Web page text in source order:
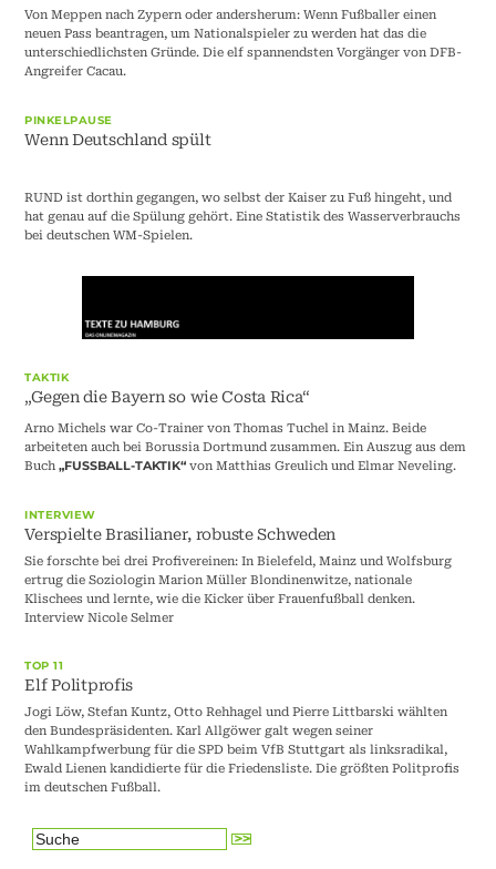
Von Meppen nach Zypern oder andersherum: Wenn Fußballer einen
neuen Pass beantragen, um Nationalspieler zu werden hat das die
unterschiedlichsten Gründe. Die elf spannendsten Vorgänger von DFB-
Angreifer Cacau.
PINKELPAUSE
Wenn Deutschland spült
RUND ist dorthin gegangen, wo selbst der Kaiser zu Fuß hingeht, und
hat genau auf die Spülung gehört. Eine Statistik des Wasserverbrauchs
bei deutschen WM-Spielen.
TAKTIK
„Gegen die Bayern so wie Costa Rica“
Arno Michels war Co-Trainer von Thomas Tuchel in Mainz. Beide
arbeiteten auch bei Borussia Dortmund zusammen. Ein Auszug aus dem
Buch„FUSSBALL-TAKTIK“ von Matthias Greulich und Elmar Neveling.
INTERVIEW
Verspielte Brasilianer, robuste Schweden
Sie forschte bei drei Profivereinen: In Bielefeld, Mainz und Wolfsburg
ertrug die Soziologin Marion Müller Blondinenwitze, nationale
Klischees und lernte, wie die Kicker über Frauenfußball denken.
Interview Nicole Selmer
TOP 11
Elf Politprofis
Jogi Löw, Stefan Kuntz, Otto Rehhagel und Pierre Littbarski wählten
den Bundespräsidenten. Karl Allgöwer galt wegen seiner
Wahlkampfwerbung für die SPD beim VfB Stuttgart als linksradikal,
Ewald Lienen kandidierte für die Friedensliste. Die größten Politprofis
im deutschen Fußball.